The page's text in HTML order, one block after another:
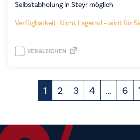
Selbstabholung in Steyr möglich
Verfügbarkeit: Nicht Lagernd – wird für
VERGLEICHEN
1 2 3 4 … 6